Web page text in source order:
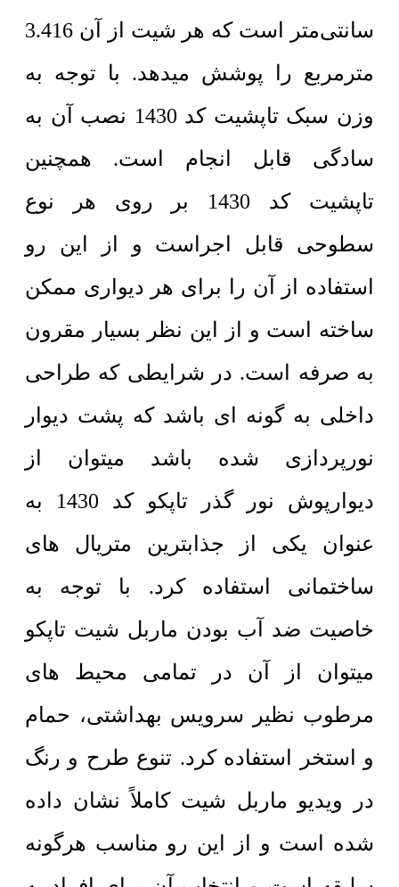
سانتی‌متر است که هر شیت از آن 3.416
مترمربع را پوشش میدهد. با توجه به
وزن سبک تاپشیت کد 1430 نصب آن به
سادگی قابل انجام است. همچنین
تاپشیت کد 1430 بر روی هر نوع
سطوحی قابل اجراست و از این رو
استفاده از آن را برای هر دیواری ممکن
ساخته است و از این نظر بسیار مقرون
به صرفه است. در شرایطی که طراحی
داخلی به گونه ای باشد که پشت دیوار
نورپردازی شده باشد میتوان از
دیوارپوش نور گذر تاپکو کد 1430 به
عنوان یکی از جذابترین متریال های
ساختمانی استفاده کرد. با توجه به
خاصیت ضد آب بودن ماربل شیت تاپکو
میتوان از آن در تمامی محیط های
مرطوب نظیر سرویس بهداشتی، حمام
و استخر استفاده کرد. تنوع طرح و رنگ
در ویدیو ماربل شیت کاملاً نشان داده
شده است و از این رو مناسب هرگونه